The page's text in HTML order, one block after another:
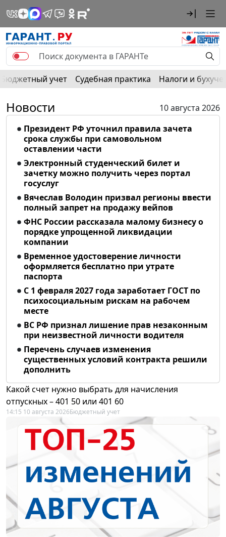
Бюджетный учет Судебная практика Налоги и
Новости
10 августа 2026
Президент РФ уточнил правила зачета
срока службы при самовольном
оставлении части
Электронный студенческий билет и
зачетку можно получить через портал
госуслуг
Вячеслав Володин призвал регионы ввести
полный запрет на продажу вейпов
ФНС России рассказала малому бизнесу о
порядке упрощенной ликвидации
компании
Временное удостоверение личности
оформляется бесплатно при утрате
паспорта
С 1 февраля 2027 года заработает ГОСТ по
психосоциальным рискам на рабочем
месте
ВС РФ признал лишение прав незаконным
при неизвестной личности водителя
Перечень случаев изменения
существенных условий контракта решили
дополнить
Какой счет нужно выбрать для начисления
отпускных – 401 50 или 401 60
14:15 10 августа 2026Бюджетный учет